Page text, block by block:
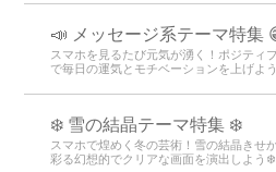
📣 メッセージ系テーマ特集
スマホを見るたび元気が湧く！ポジティ
で毎日の運気とモチベーションを上げよ
❄️ 雪の結晶テーマ特集 ❄️
スマホで煌めく冬の芸術！雪の結晶きせ
彩る幻想的でクリアな画面を演出しよう❄️